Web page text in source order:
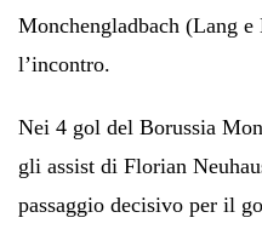
Monchengladbach (Lang
l’incontro.
Nei 4 gol del Borussia
gli assist di Florian
passaggio decisivo per il